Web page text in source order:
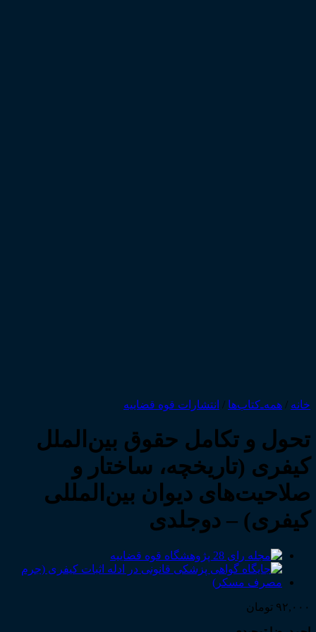
خانه / همه‌ـ‌کتاب‌ها / انتشارات قوه قضاییه
تحول و تکامل حقوق بین‌الملل
کیفری (تاریخچه، ساختار و
صلاحیت‌های دیوان بین‌المللی
کیفری) – دوجلدی
۹۲,۰۰۰ تومان